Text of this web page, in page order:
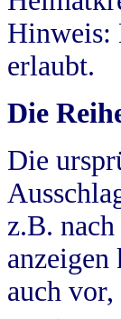
Hinweis:
erlaubt.
Die
Die
z.B.
anzeigen
auch